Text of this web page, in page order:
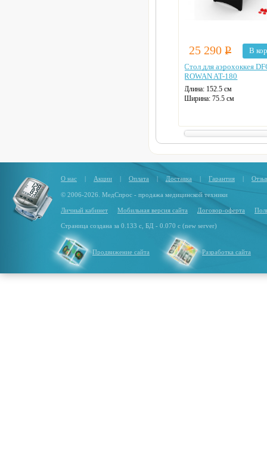
25 290Р
В
Стол для аэрохоккея
ROWAN AT-180
Длина: 152.5 см
Ширина: 75.5 см
электронное
О нас | Акции | Оплата | Доставка | Гарантия |
© 2006-2026. МедСпрос - продажа медицинской техники
Личный кабинет Мобильная версия сайта Договор-оферта
Страница создана за 0.133 с, БД - 0.070 с (new server)
Продвижение сайта Разработка сайта